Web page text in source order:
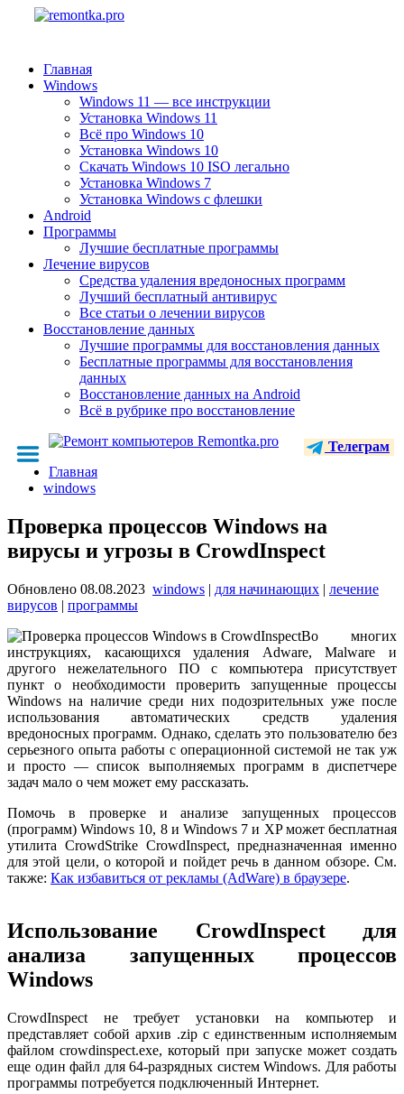
Главная
Windows
Windows 11 — все инструкции
Установка Windows 11
Всё про Windows 10
Установка Windows 10
Скачать Windows 10 ISO легально
Установка Windows 7
Установка Windows с флешки
Android
Программы
Лучшие бесплатные программы
Лечение вирусов
Средства удаления вредоносных программ
Лучший бесплатный антивирус
Все статьи о лечении вирусов
Восстановление данных
Лучшие программы для восстановления данных
Бесплатные программы для восстановления
данных
Восстановление данных на Android
Всё в рубрике про восстановление
Телеграм
Главная
windows
Проверка процессов Windows на
вирусы и угрозы в CrowdInspect
Обновлено 08.08.2023 windows | для начинающих | лечение
вирусов | программы
Во многих
инструкциях, касающихся удаления Adware, Malware и
другого нежелательного ПО с компьютера присутствует
пункт о необходимости проверить запущенные процессы
Windows на наличие среди них подозрительных уже после
использования автоматических средств удаления
вредоносных программ. Однако, сделать это пользователю без
серьезного опыта работы с операционной системой не так уж
и просто — список выполняемых программ в диспетчере
задач мало о чем может ему рассказать.
Помочь в проверке и анализе запущенных процессов
(программ) Windows 10, 8 и Windows 7 и XP может бесплатная
утилита CrowdStrike CrowdInspect, предназначенная именно
для этой цели, о которой и пойдет речь в данном обзоре. См.
также: Как избавиться от рекламы (AdWare) в браузере.
Использование CrowdInspect для
анализа запущенных процессов
Windows
CrowdInspect не требует установки на компьютер и
представляет собой архив .zip с единственным исполняемым
файлом crowdinspect.exe, который при запуске может создать
еще один файл для 64-разрядных систем Windows. Для работы
программы потребуется подключенный Интернет.